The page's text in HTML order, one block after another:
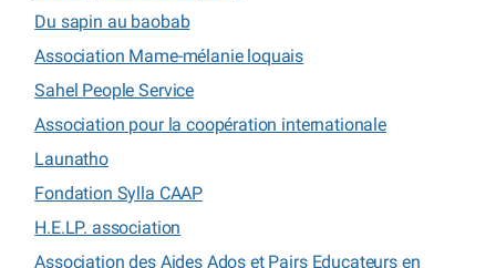
Du sapin au baobab
Association Mame-mélanie loquais
Sahel People Service
Association pour la coopération internationale
Launatho
Fondation Sylla CAAP
H.E.LP. association
Association des Aides Ados et Pairs Educateurs en